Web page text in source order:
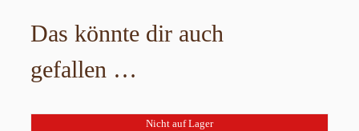
Das könnte dir auch
gefallen …
Nicht auf Lager